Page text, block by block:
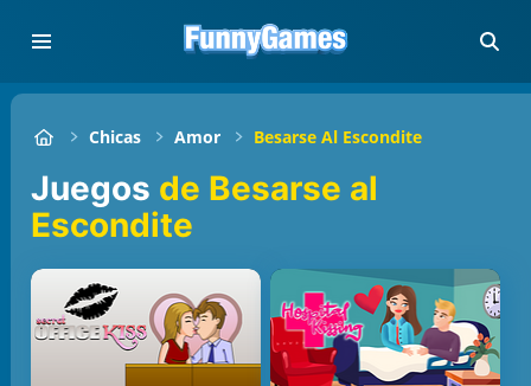
Chicas Amor Besarse Al Escondite
Juegos de Besarse al
Escondite